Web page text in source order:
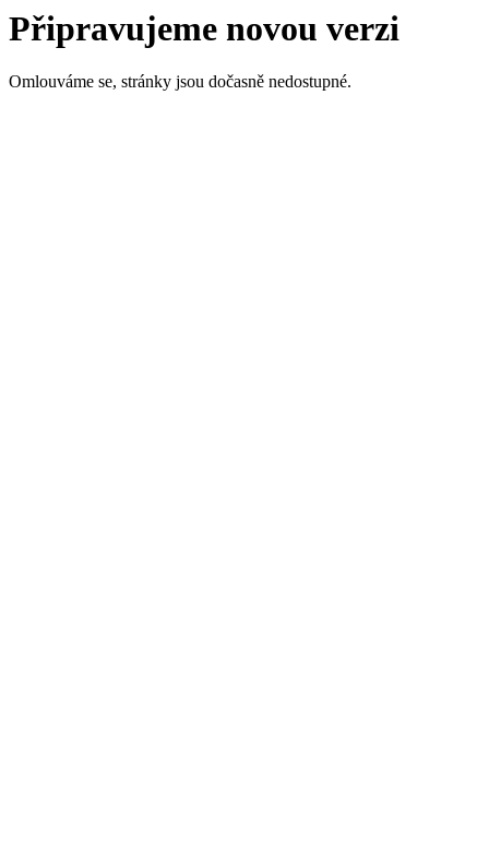
Připravujeme novou verzi
Omlouváme se, stránky jsou dočasně nedostupné.